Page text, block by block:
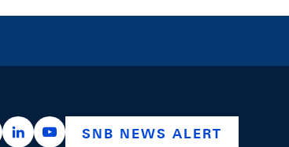
https://x.com/snb_bns
https://ch.linkedin.com/company/swiss-
https://www.youtube.com/
SNB NEWS ALERT